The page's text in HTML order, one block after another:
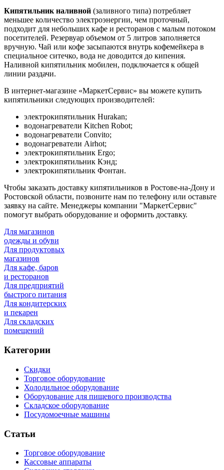
Кипятильник наливной (заливного типа) потребляет
меньшее количество электроэнергии, чем проточный,
подходит для небольших кафе и ресторанов с малым потоком
посетителей. Резервуар объемом от 5 литров заполняется
вручную. Чай или кофе засыпаются внутрь кофемейкера в
специальное ситечко, вода не доводится до кипения.
Наливной кипятильник мобилен, подключается к общей
линии раздачи.
В интернет-магазине «МаркетСервис» вы можете купить
кипятильники следующих производителей:
электрокипятильник Hurakan;
водонагреватели Kitchen Robot;
водонагреватели Convito;
водонагреватели Airhot;
электрокипятильник Ergo;
электрокипятильник Кэнд;
электрокипятильник Фонтан.
Чтобы заказать доставку кипятильников в Ростове-на-Дону и
Ростовской области, позвоните нам по телефону или оставьте
заявку на сайте. Менеджеры компании "МаркетСервис"
помогут выбрать оборудование и оформить доставку.
Для магазинов
одежды и обуви
Для продуктовых
магазинов
Для кафе, баров
и ресторанов
Для предприятий
быстрого питания
Для кондитерских
и пекарен
Для складских
помещений
Категории
Скидки
Торговое оборудование
Холодильное оборудование
Оборудование для пищевого производства
Складское оборудование
Посудомоечные машины
Статьи
Торговое оборудование
Кассовые аппараты